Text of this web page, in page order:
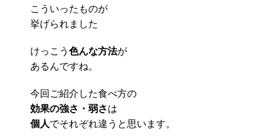
こういったものが
挙げられました
けっこう 色んな方法が
あるんですね。
今回ご紹介した食べ方の
効果の強さ・弱さは
個人でそれぞれ違うと思います。